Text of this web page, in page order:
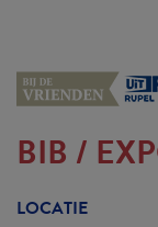
BIB /
LOCATIE